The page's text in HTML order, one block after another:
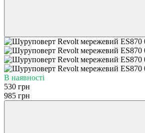
В наявності
530 грн
985 грн